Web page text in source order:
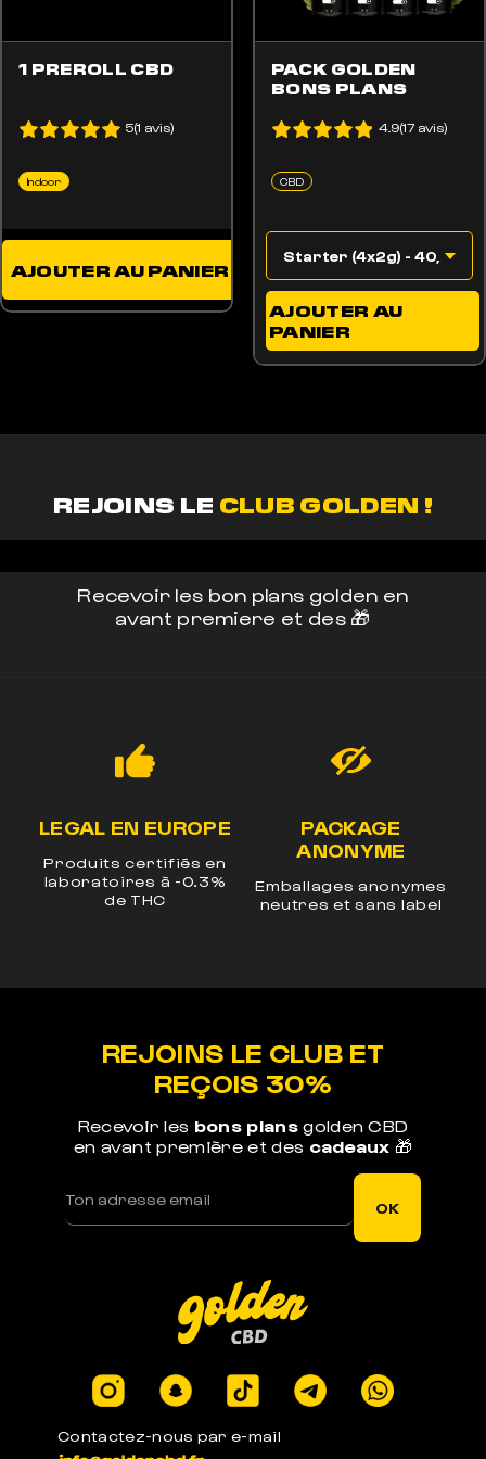
AJOUTER AU PANIER
1 PREROLL CBD
Indoor
5(1 avis)
AJOUTER AU
PANIER
PACK GOLDEN
BONS PLANS
CBD
4.9(17 avis)
REJOINS LE CLUB GOLDEN !
Recevoir les bon plans golden en
avant premiere et des 🎁
LEGAL EN EUROPE
Produits certifiés en
laboratoires à -0.3%
de THC
PACKAGE
ANONYME
Emballages anonymes
neutres et sans label
Contactez-nous par e-mail
REJOINS LE CLUB ET
REÇOIS 30%
Recevoir les bons plansgolden CBD
en avant première et des cadeaux 🎁
OK